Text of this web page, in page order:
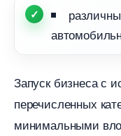
Запуск бизнеса с
перечисленных
минимальными